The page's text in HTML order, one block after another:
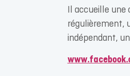
Il accueille une
régulièrement,
indépendant,